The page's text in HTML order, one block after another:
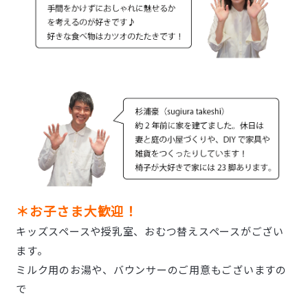
＊お子さま大歓迎！
キッズスペースや授乳室、おむつ替えスペースがござい
ます。
ミルク用のお湯や、バウンサーのご用意もございますの
で